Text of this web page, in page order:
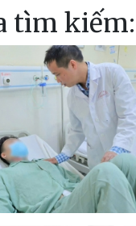
tìm kiếm: